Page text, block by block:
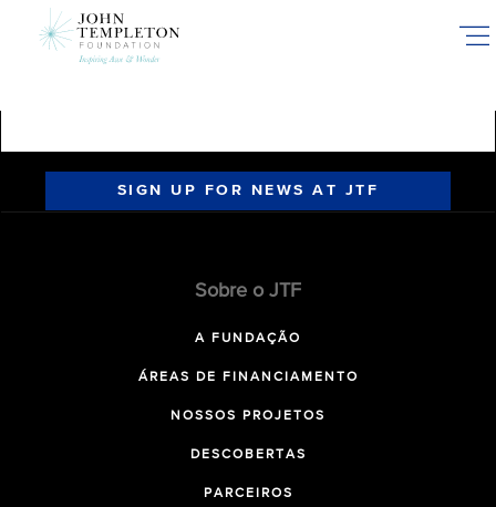
SIGN UP FOR NEWS AT JTF
Sobre o JTF
A FUNDAÇÃO
ÁREAS DE FINANCIAMENTO
NOSSOS PROJETOS
DESCOBERTAS
PARCEIROS